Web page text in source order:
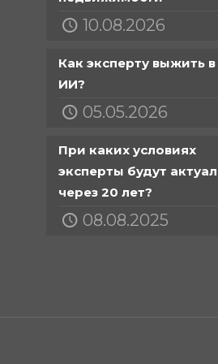
10.08.2026
Как эксперту выжить в
ИИ?
05.05.2026
При каких условиях
эксперты будут
через 20 лет?
08.08.2025